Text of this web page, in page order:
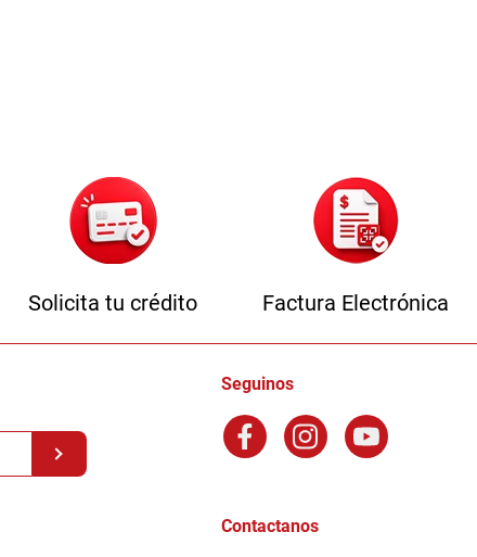
Solicita tu crédito Factura Electrónica
Seguinos
Contactanos